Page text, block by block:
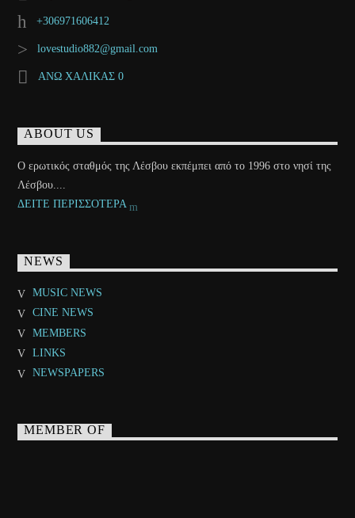
+306971606412
lovestudio882@gmail.com
ΑΝΩ ΧΑΛΙΚΑΣ 0
ABOUT US
Ο ερωτικός σταθμός της Λέσβου εκπέμπει από το 1996 στο νησί της
Λέσβου....
ΔΕΙΤΕ ΠΕΡΙΣΣΟΤΕΡΑ
NEWS
MUSIC NEWS
CINE NEWS
MEMBERS
LINKS
NEWSPAPERS
MEMBER OF